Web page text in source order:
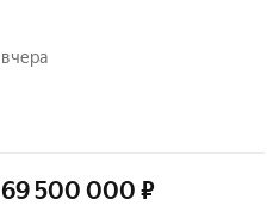
вчера
69 500 000 ₽